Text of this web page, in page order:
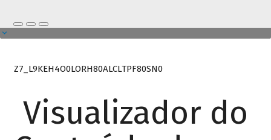
Z7_L9KEH4O0LORH80ALCLTPF80SN0
Visualizador do